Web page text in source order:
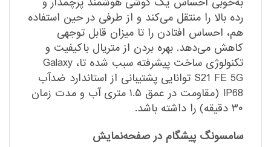
رده بالا را منتقل می‌کند و از طرفی در حین استفاده
هم، احساس افتادن را تا میزان قابل توجهی
کاهش می‌دهد. بهره بردن از متریال با‌کیفیت و
تکنولوژی ساخت پیشرفته سبب شده تا، Galaxy
S21 FE 5G توانایی پشتیبانی از استاندارد ضد‌آب
IP68 (مقاومت در عمق ۱.۵ متری آب و مدت زمان
۳۰ دقیقه) را داشته باشد.
سامسونگ پیشگام در صفحه‌نمایش